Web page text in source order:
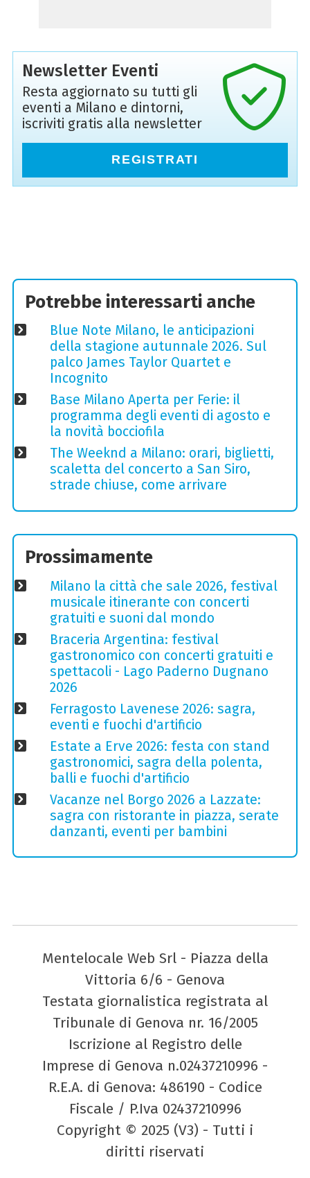
Newsletter Eventi
Resta aggiornato su tutti gli
eventi a Milano e dintorni,
iscriviti gratis alla newsletter
REGISTRATI
Potrebbe interessarti anche
Blue Note Milano, le anticipazioni
della stagione autunnale 2026. Sul
palco James Taylor Quartet e
Incognito
Base Milano Aperta per Ferie: il
programma degli eventi di agosto e
la novità bocciofila
The Weeknd a Milano: orari, biglietti,
scaletta del concerto a San Siro,
strade chiuse, come arrivare
Prossimamente
Milano la città che sale 2026, festival
musicale itinerante con concerti
gratuiti e suoni dal mondo
Braceria Argentina: festival
gastronomico con concerti gratuiti e
spettacoli - Lago Paderno Dugnano
2026
Ferragosto Lavenese 2026: sagra,
eventi e fuochi d'artificio
Estate a Erve 2026: festa con stand
gastronomici, sagra della polenta,
balli e fuochi d'artificio
Vacanze nel Borgo 2026 a Lazzate:
sagra con ristorante in piazza, serate
danzanti, eventi per bambini
Mentelocale Web Srl - Piazza della
Vittoria 6/6 - Genova
Testata giornalistica registrata al
Tribunale di Genova nr. 16/2005
Iscrizione al Registro delle
Imprese di Genova n.02437210996 -
R.E.A. di Genova: 486190 - Codice
Fiscale / P.Iva 02437210996
Copyright © 2025 (V3) - Tutti i
diritti riservati